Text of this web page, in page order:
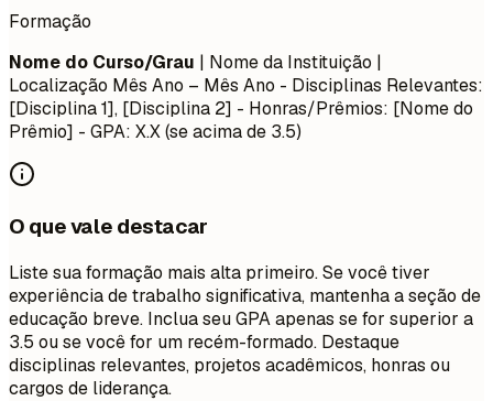
Formação
Nome do Curso/Grau | Nome da Instituição |
Localização Mês Ano – Mês Ano - Disciplinas Relevantes:
[Disciplina 1], [Disciplina 2] - Honras/Prêmios: [Nome do
Prêmio] - GPA: X.X (se acima de 3.5)
O que vale destacar
Liste sua formação mais alta primeiro. Se você tiver
experiência de trabalho significativa, mantenha a seção de
educação breve. Inclua seu GPA apenas se for superior a
3.5 ou se você for um recém-formado. Destaque
disciplinas relevantes, projetos acadêmicos, honras ou
cargos de liderança.